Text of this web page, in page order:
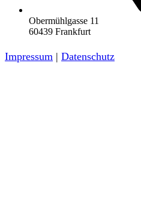
Obermühlgasse 11
60439 Frankfurt
Impressum | Datenschutz